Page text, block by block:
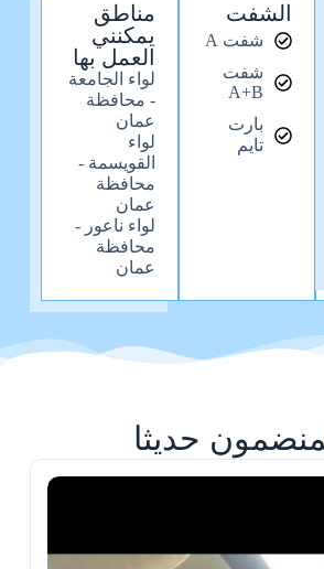
الشفت
شفت A
شفت
A+B
بارت
تايم
مناطق
يمكنني
العمل بها
لواء الجامعة
- محافظة
عمان
لواء
القويسمة -
محافظة
عمان
لواء ناعور -
محافظة
عمان
حديثا